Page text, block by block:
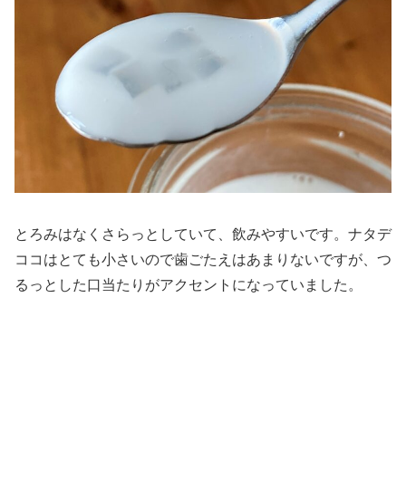
とろみはなくさらっとしていて、飲みやすいです。ナタデ
ココはとても小さいので歯ごたえはあまりないですが、つ
るっとした口当たりがアクセントになっていました。